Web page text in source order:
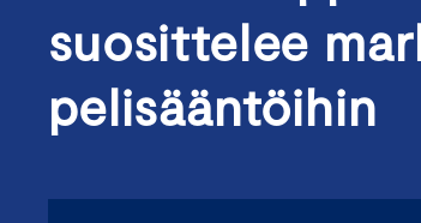
suosittelee
pelisääntöihin